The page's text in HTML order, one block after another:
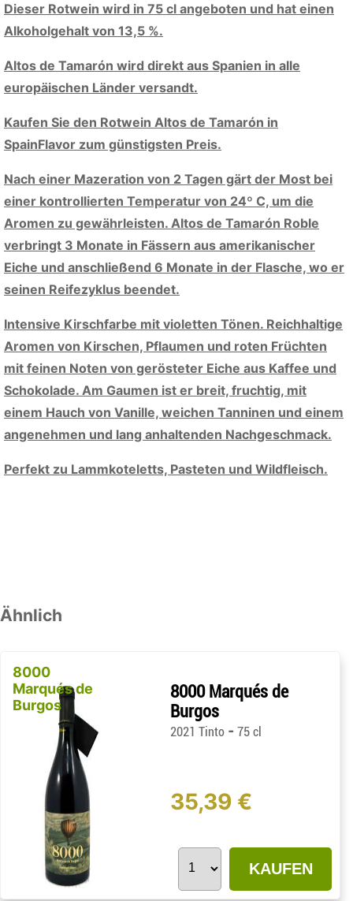
Dieser Rotwein wird in 75 cl angeboten und hat einen
Alkoholgehalt von 13,5 %.
Altos de Tamarón wird direkt aus Spanien in alle
europäischen Länder versandt.
Kaufen Sie den Rotwein Altos de Tamarón in
SpainFlavor zum günstigsten Preis.
Nach einer Mazeration von 2 Tagen gärt der Most bei
einer kontrollierten Temperatur von 24º C, um die
Aromen zu gewährleisten. Altos de Tamarón Roble
verbringt 3 Monate in Fässern aus amerikanischer
Eiche und anschließend 6 Monate in der Flasche, wo er
seinen Reifezyklus beendet.
Intensive Kirschfarbe mit violetten Tönen. Reichhaltige
Aromen von Kirschen, Pflaumen und roten Früchten
mit feinen Noten von gerösteter Eiche aus Kaffee und
Schokolade. Am Gaumen ist er breit, fruchtig, mit
einem Hauch von Vanille, weichen Tanninen und einem
angenehmen und lang anhaltenden Nachgeschmack.
Perfekt zu Lammkoteletts, Pasteten und Wildfleisch.
Ähnlich
8000
Marqués de
Burgos
8000 Marqués de
Burgos
2021 Tinto -75 cl
35,39 €
KAUFEN